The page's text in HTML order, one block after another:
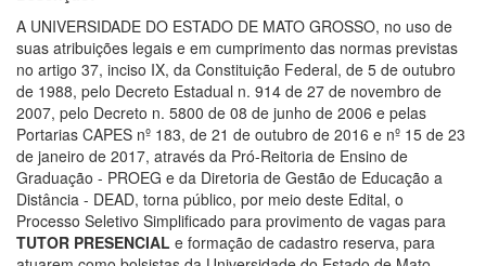
A UNIVERSIDADE DO ESTADO DE MATO GROSSO, no uso de
suas atribuições legais e em cumprimento das normas previstas
no artigo 37, inciso IX, da Constituição Federal, de 5 de outubro
de 1988, pelo Decreto Estadual n. 914 de 27 de novembro de
2007, pelo Decreto n. 5800 de 08 de junho de 2006 e pelas
Portarias CAPES nº 183, de 21 de outubro de 2016 e nº 15 de 23
de janeiro de 2017, através da Pró-Reitoria de Ensino de
Graduação - PROEG e da Diretoria de Gestão de Educação a
Distância - DEAD, torna público, por meio deste Edital, o
Processo Seletivo Simplificado para provimento de vagas para
TUTOR PRESENCIAL e formação de cadastro reserva, para